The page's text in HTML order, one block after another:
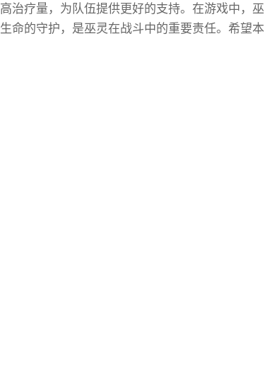
治疗量，为队伍提供更好的支持。在游戏中，巫
命的守护，是巫灵在战斗中的重要责任。希望本